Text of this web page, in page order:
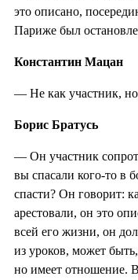
это описано,
Париже был
Константин Мацан
— Не как участник,
Борис Братусь
— Он участник
вы спасали кого-то в
спасти? Он говорит:
арестовали, он это
всей его жизни, он
из уроков, может
но имеет отношение.